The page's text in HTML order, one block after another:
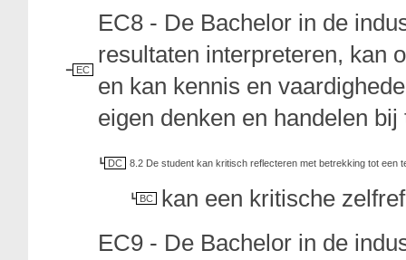
EC
EC8 - De Bachelor in de
resultaten interpreteren, kan
en kan kennis en
eigen denken en handelen
DC 8.2 De student kan kritisch reflecteren met betrekking tot een
BC kan een kritische
EC9 - De Bachelor in de